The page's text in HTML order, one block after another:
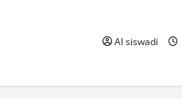
Al siswadi